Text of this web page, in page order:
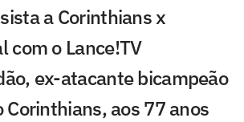
a Corinthians x
com o Lance!TV
ex-atacante bicampeão
aos 77 anos